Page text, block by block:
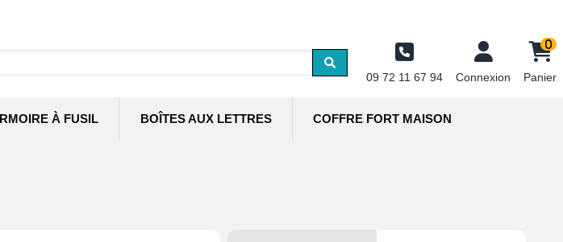
09 72 11 67 94 Connexion
0
Panier
À FUSIL BOÎTES AUX LETTRES COFFRE FORT MAISON